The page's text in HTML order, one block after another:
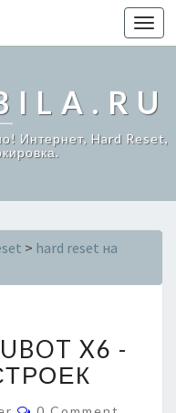
Интернет, Hard Reset,
> hard reset на
X6 -
C